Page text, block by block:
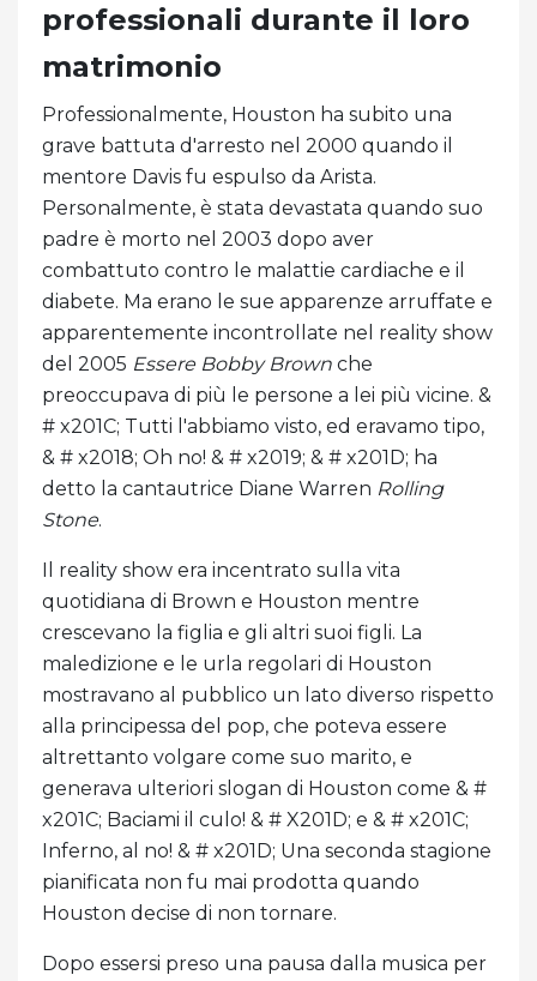
professionali durante il loro
matrimonio
Professionalmente, Houston ha subito una
grave battuta d'arresto nel 2000 quando il
mentore Davis fu espulso da Arista.
Personalmente, è stata devastata quando suo
padre è morto nel 2003 dopo aver
combattuto contro le malattie cardiache e il
diabete. Ma erano le sue apparenze arruffate e
apparentemente incontrollate nel reality show
del 2005 Essere Bobby Brown che
preoccupava di più le persone a lei più vicine. &
# x201C; Tutti l'abbiamo visto, ed eravamo tipo,
& # x2018; Oh no! & # x2019; & # x201D; ha
detto la cantautrice Diane Warren Rolling
Stone.
Il reality show era incentrato sulla vita
quotidiana di Brown e Houston mentre
crescevano la figlia e gli altri suoi figli. La
maledizione e le urla regolari di Houston
mostravano al pubblico un lato diverso rispetto
alla principessa del pop, che poteva essere
altrettanto volgare come suo marito, e
generava ulteriori slogan di Houston come & #
x201C; Baciami il culo! & # X201D; e & # x201C;
Inferno, al no! & # x201D; Una seconda stagione
pianificata non fu mai prodotta quando
Houston decise di non tornare.
Dopo essersi preso una pausa dalla musica per